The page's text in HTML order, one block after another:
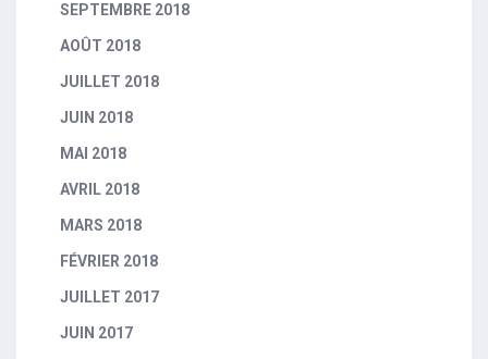
SEPTEMBRE 2018
AOÛT 2018
JUILLET 2018
JUIN 2018
MAI 2018
AVRIL 2018
MARS 2018
FÉVRIER 2018
JUILLET 2017
JUIN 2017